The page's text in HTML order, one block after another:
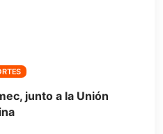
junto a la Unión